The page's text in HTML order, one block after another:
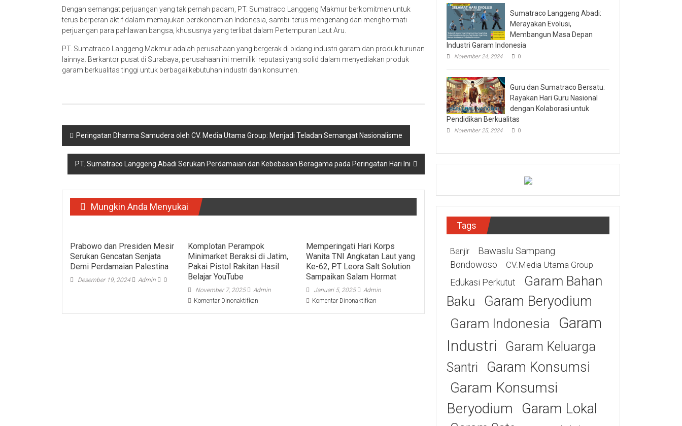
Dengan semangat perjuangan yang tak pernah padam, PT. Sumatraco Langgeng Makmur berkomitmen untuk
terus berperan aktif dalam memajukan perekonomian Indonesia, sambil terus mengenang dan menghormati
perjuangan para pahlawan bangsa, khususnya yang terlibat dalam Pertempuran Laut Aru.
PT. Sumatraco Langgeng Makmur adalah perusahaan yang bergerak di bidang industri garam dan produk turunan
lainnya. Berkantor pusat di Surabaya, perusahaan ini memiliki reputasi yang solid dalam menyediakan produk
garam berkualitas tinggi untuk berbagai kebutuhan industri dan konsumen.
Navigasi
pos
Peringatan Dharma Samudera oleh CV. Media Utama Group: Menjadi Teladan Semangat Nasionalisme
PT. Sumatraco Langgeng Abadi Serukan Perdamaian dan Kebebasan Beragama pada Peringatan Hari Ini
Mungkin Anda Menyukai
Prabowo dan Presiden Mesir
Serukan Gencatan Senjata
Demi Perdamaian Palestina
Desember 19, 2024 Admin 0
Komplotan Perampok
Minimarket Beraksi di Jatim,
Pakai Pistol Rakitan Hasil
Belajar YouTube
November 7, 2025
Admin
Komentar Dinonaktifkan
Memperingati Hari Korps
Wanita TNI Angkatan Laut yang
Ke-62, PT Leora Salt Solution
Sampaikan Salam Hormat
Januari 5, 2025
Admin
Komentar Dinonaktifkanpada
Sumatraco Langgeng Abadi:
Merayakan Evolusi,
Membangun Masa Depan
Industri Garam Indonesia
November 24, 2024 0
Guru dan Sumatraco Bersatu:
Rayakan Hari Guru Nasional
dengan Kolaborasi untuk
Pendidikan Berkualitas
November 25, 2024 0
Tags
Banjir Bawaslu Sampang
Bondowoso CV.Media Utama Group
Edukasi Perkutut
Garam Bahan
Baku
Garam Beryodium
Garam Indonesia
Garam
Industri
Garam Keluarga
Santri
Garam Konsumsi
Garam Konsumsi
Beryodium
Garam Lokal